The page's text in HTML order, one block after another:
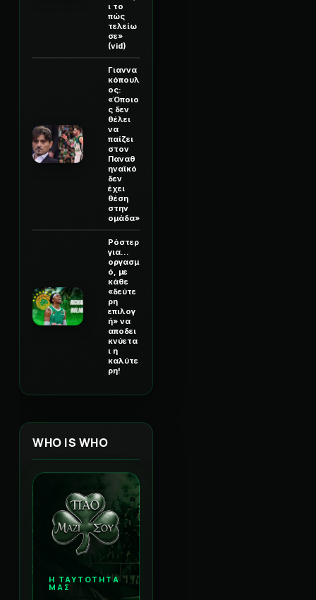
ι το
πώς
τελείω
σε»
(vid)
Γιαννα
κόπουλ
ος:
«Όποιο
ς δεν
θέλει
να
παίζει
στον
Παναθ
ηναϊκό
δεν
έχει
θέση
στην
ομάδα»
Ρόστερ
για...
οργασμ
ό, με
κάθε
«δεύτε
ρη
επιλογ
ή» να
αποδει
κνύετα
ι η
καλύτε
ρη!
WHO IS WHO
Η ΤΑΥΤΟΤΗΤΑ
ΜΑΣ